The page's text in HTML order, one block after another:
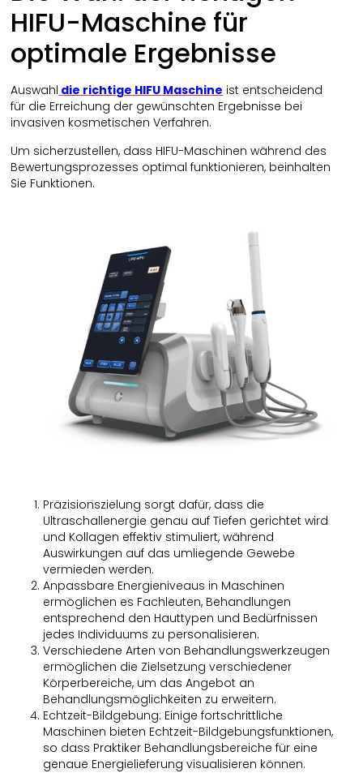
HIFU-Maschine für
optimale Ergebnisse
Auswahl die richtige HIFU Maschine ist entscheidend
für die Erreichung der gewünschten Ergebnisse bei
invasiven kosmetischen Verfahren.
Um sicherzustellen, dass HIFU-Maschinen während des
Bewertungsprozesses optimal funktionieren, beinhalten
Sie Funktionen.
Präzisionszielung sorgt dafür, dass die
Ultraschallenergie genau auf Tiefen gerichtet wird
und Kollagen effektiv stimuliert, während
Auswirkungen auf das umliegende Gewebe
vermieden werden.
Anpassbare Energieniveaus in Maschinen
ermöglichen es Fachleuten, Behandlungen
entsprechend den Hauttypen und Bedürfnissen
jedes Individuums zu personalisieren.
Verschiedene Arten von Behandlungswerkzeugen
ermöglichen die Zielsetzung verschiedener
Körperbereiche, um das Angebot an
Behandlungsmöglichkeiten zu erweitern.
Echtzeit-Bildgebung: Einige fortschrittliche
Maschinen bieten Echtzeit-Bildgebungsfunktionen,
so dass Praktiker Behandlungsbereiche für eine
genaue Energielieferung visualisieren können.